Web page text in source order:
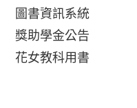
圖書資訊系統
獎助學金公告
花女教科用書